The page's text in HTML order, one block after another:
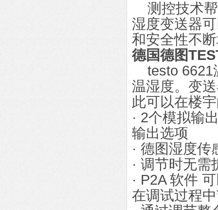
测控技术帮
湿度变送器
和安全性不
德国德图
testo 6621
温湿度。变
此可以在楼
· 2个模拟输
输出选项
· 德图湿度
· 调节时无需
· P2A 软件
在调试过程